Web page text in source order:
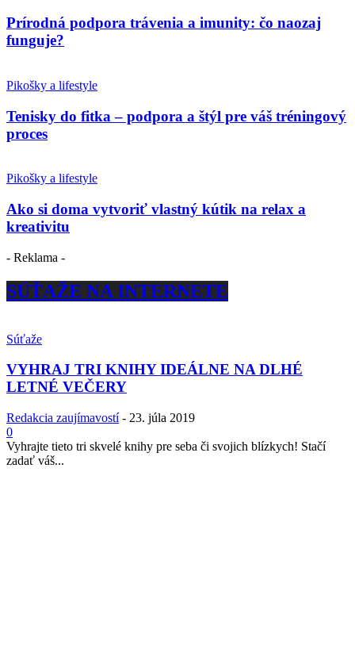
Prírodná podpora trávenia a imunity: čo naozaj
funguje?
Pikošky a lifestyle
Tenisky do fitka – podpora a štýl pre váš tréningový
proces
Pikošky a lifestyle
Ako si doma vytvoriť vlastný kútik na relax a
kreativitu
- Reklama -
SÚŤAŽE NA INTERNETE
Súťaže
VYHRAJ TRI KNIHY IDEÁLNE NA DLHÉ
LETNÉ VEČERY
Redakcia zaujímavostí - 23. júla 2019
0
Vyhrajte tieto tri skvelé knihy pre seba či svojich blízkych! Stačí
zadať váš...